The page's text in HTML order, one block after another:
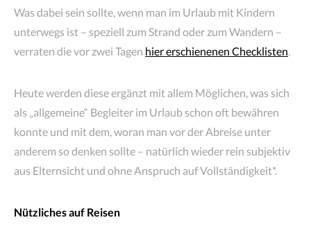
Was dabei sein sollte, wenn man im Urlaub mit Kindern
unterwegs ist – speziell zum Strand oder zum Wandern –
verraten die vor zwei Tagen hier erschienenen Checklisten.
Heute werden diese ergänzt mit allem Möglichen, was sich
als „allgemeine“ Begleiter im Urlaub schon oft bewähren
konnte und mit dem, woran man vor der Abreise unter
anderem so denken sollte – natürlich wieder rein subjektiv
aus Elternsicht und ohne Anspruch auf Vollständigkeit*.
Nützliches auf Reisen